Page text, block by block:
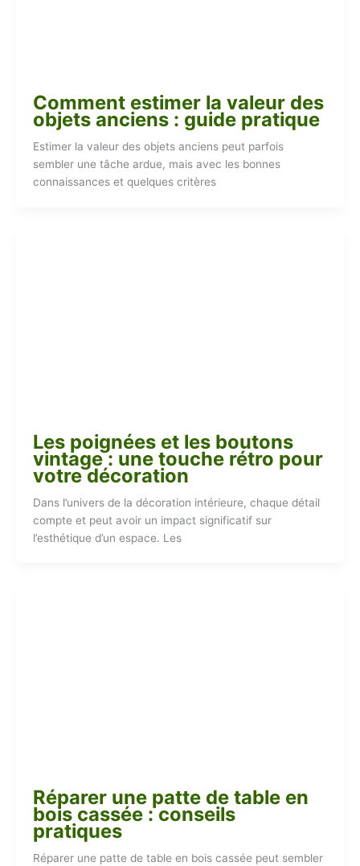
Comment estimer la valeur des
objets anciens : guide pratique
Estimer la valeur des objets anciens peut parfois
sembler une tâche ardue, mais avec les bonnes
connaissances et quelques critères
Les poignées et les boutons
vintage : une touche rétro pour
votre décoration
Dans l’univers de la décoration intérieure, chaque détail
compte et peut avoir un impact significatif sur
l’esthétique d’un espace. Les
Réparer une patte de table en
bois cassée : conseils
pratiques
Réparer une patte de table en bois cassée peut sembler